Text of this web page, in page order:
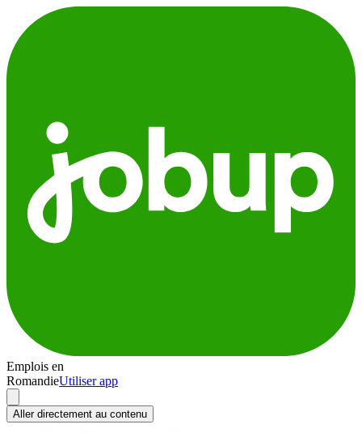
Emplois en
RomandieUtiliser app
Aller directement au contenu